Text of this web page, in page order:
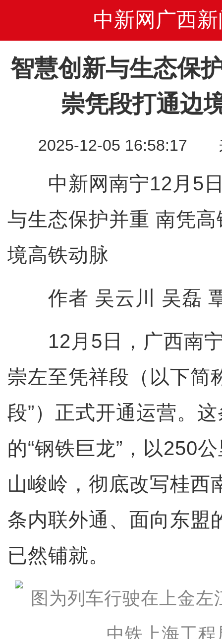
中新网广西新
智慧创新与生态保
崇凭段打通边
2025-12-05 16:58:17
中新网南宁12月5日
与生态保护并重 南凭
境高铁动脉
作者 吴云川 吴磊
12月5日，广西南宁
崇左至凭祥段（以下简
段”）正式开通运营。
的“钢铁巨龙”，以250
山峻岭，彻底改写桂西
条内联外通、面向东盟
已然铺就。